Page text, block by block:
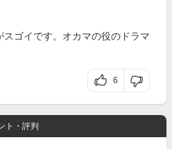
ゴイです。オカマの役のドラマ
6
ト・評判